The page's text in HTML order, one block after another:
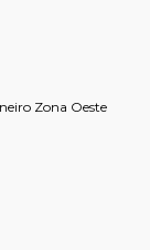
Zona Oeste